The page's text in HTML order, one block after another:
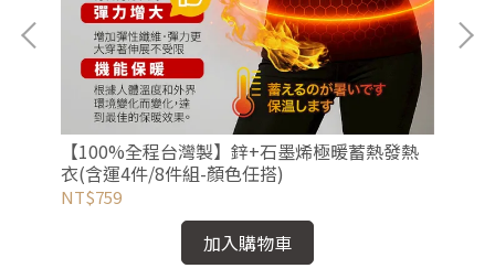
【100%全程台灣製】鋅+石墨烯極暖蓄熱發熱
衣(含運4件/8件組-顏色任搭)
NT$759
加入購物車